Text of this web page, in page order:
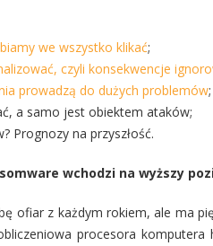
we wszystko klikać;
czyli konsekwencje
prowadzą do dużych problemów;
a samo jest obiektem ataków;
Prognozy na przyszłość.
wchodzi na wyższy
ofiar z każdym rokiem, ale ma
procesora